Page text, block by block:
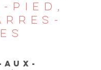
PIED,
AUX-